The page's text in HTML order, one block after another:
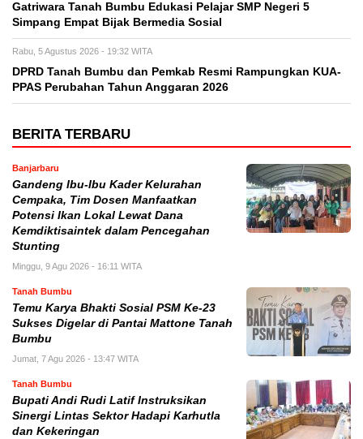
Gatriwara Tanah Bumbu Edukasi Pelajar SMP Negeri 5
Simpang Empat Bijak Bermedia Sosial
Rabu, 5 Agustus 2026 - 19:32 WITA
DPRD Tanah Bumbu dan Pemkab Resmi Rampungkan KUA-
PPAS Perubahan Tahun Anggaran 2026
BERITA TERBARU
Banjarbaru
Gandeng Ibu-Ibu Kader Kelurahan
Cempaka, Tim Dosen Manfaatkan
Potensi Ikan Lokal Lewat Dana
Kemdiktisaintek dalam Pencegahan
Stunting
Minggu, 9 Agu 2026 - 16:11 WITA
Tanah Bumbu
Temu Karya Bhakti Sosial PSM Ke-23
Sukses Digelar di Pantai Mattone Tanah
Bumbu
Jumat, 7 Agu 2026 - 13:47 WITA
Tanah Bumbu
Bupati Andi Rudi Latif Instruksikan
Sinergi Lintas Sektor Hadapi Karhutla
dan Kekeringan